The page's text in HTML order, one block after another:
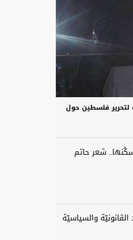
لتحرير فلسطين حول
شعر حاتم
والسياسيّة